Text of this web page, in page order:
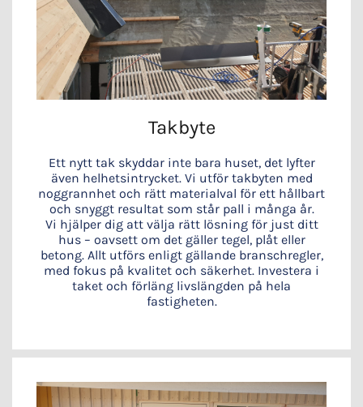
Takbyte
Ett nytt tak skyddar inte bara huset, det lyfter
även helhetsintrycket. Vi utför takbyten med
noggrannhet och rätt materialval för ett hållbart
och snyggt resultat som står pall i många år.
Vi hjälper dig att välja rätt lösning för just ditt
hus – oavsett om det gäller tegel, plåt eller
betong. Allt utförs enligt gällande branschregler,
med fokus på kvalitet och säkerhet. Investera i
taket och förläng livslängden på hela
fastigheten.